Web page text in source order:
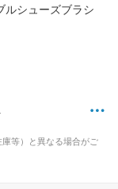
ルシューズブラシ
等）と異なる場合がご